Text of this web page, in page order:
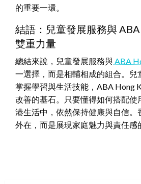
的重要一環。
結語：兒童發展服務與
雙重力量
總結來說，兒童發展服務與 ABA
一選擇，而是相輔相成的組合。兒
掌握學習與生活技能，ABA Hong
改善的基石。只要懂得如何搭配使
港生活中，依然保持健康與自信。
外在，而是展現家庭魅力與責任感